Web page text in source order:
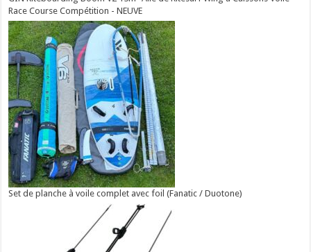
Race Course Compétition - NEUVE
Set de planche à voile complet avec foil (Fanatic / Duotone)